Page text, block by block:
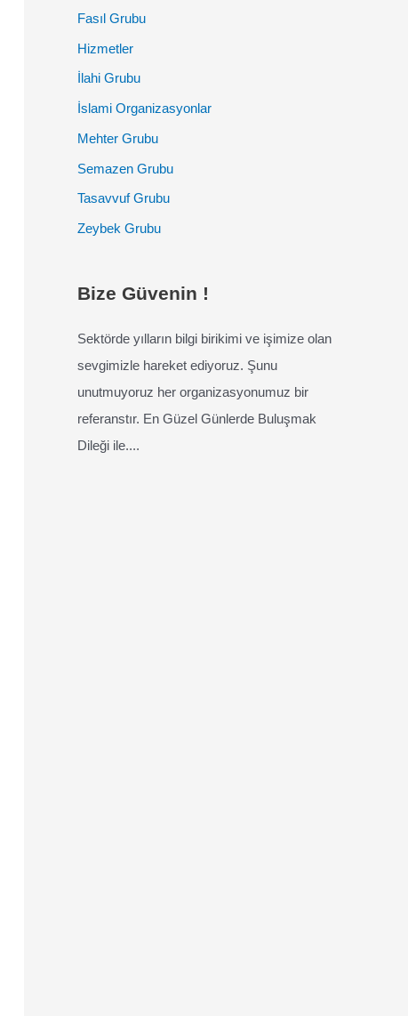
Fasıl Grubu
Hizmetler
İlahi Grubu
İslami Organizasyonlar
Mehter Grubu
Semazen Grubu
Tasavvuf Grubu
Zeybek Grubu
Bize Güvenin !
Sektörde yılların bilgi birikimi ve işimize olan
sevgimizle hareket ediyoruz. Şunu
unutmuyoruz her organizasyonumuz bir
referanstır. En Güzel Günlerde Buluşmak
Dileği ile....